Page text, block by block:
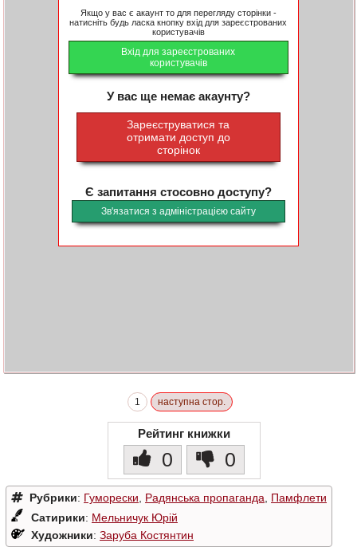
Якщо у вас є акаунт то для перегляду сторінки -
натисніть будь ласка кнопку вхід для зареєстрованих
користувачів
Вхід для зареєстрованих
користувачів
У вас ще немає акаунту?
Зареєструватися та
отримати доступ до
сторінок
Є запитання стосовно доступу?
Зв'язатися з адміністрацією сайту
1 наступна стор.
Рейтинг книжки
0 0
Рубрики: Гуморески Радянська пропаганда
Памфлети
Сатирики: Мельничук Юрій
Художники: Заруба Костянтин